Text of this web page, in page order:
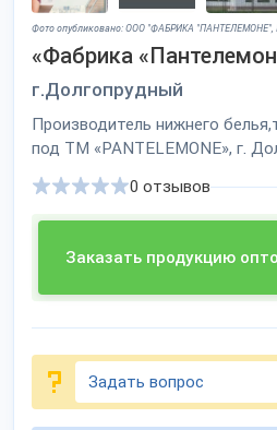
Фото опубликовано: ООО "ФАБРИКА "ПАНТЕЛЕМОНЕ",
«Фабрика
г.Долгопрудный
Производитель нижнего
под ТМ «PANTELEMONE», г.
Заказать продукцию
0 отзывов
Задать вопрос